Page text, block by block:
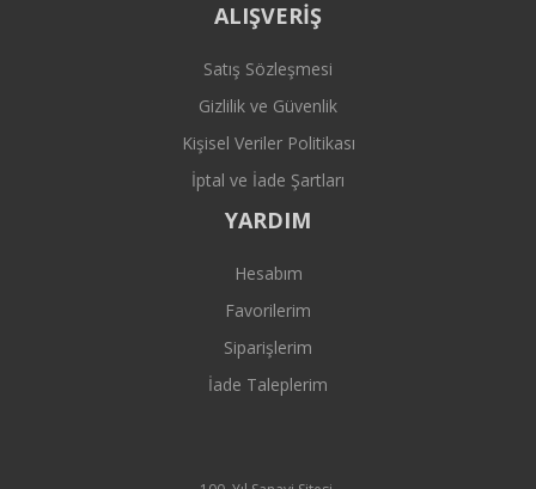
ALIŞVERİŞ
Satış Sözleşmesi
Gizlilik ve Güvenlik
Kişisel Veriler Politikası
İptal ve İade Şartları
YARDIM
Hesabım
Favorilerim
Siparişlerim
İade Taleplerim